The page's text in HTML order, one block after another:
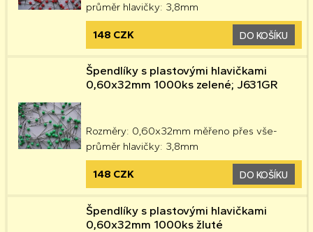
průměr hlavičky: 3,8mm
148 CZK DO KOŠÍKU
Špendlíky s plastovými hlavičkami
0,60x32mm 1000ks zelené; J631GR
Rozměry: 0,60x32mm měřeno přes vše-
průměr hlavičky: 3,8mm
148 CZK DO KOŠÍKU
Špendlíky s plastovými hlavičkami
0,60x32mm 1000ks žluté